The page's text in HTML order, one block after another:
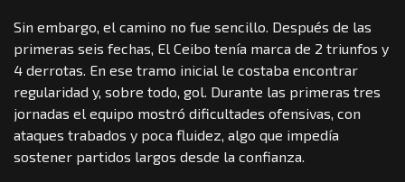
Sin embargo, el camino no fue sencillo. Después de las
primeras seis fechas, El Ceibo tenía marca de 2 triunfos y
4 derrotas. En ese tramo inicial le costaba encontrar
regularidad y, sobre todo, gol. Durante las primeras tres
jornadas el equipo mostró dificultades ofensivas, con
ataques trabados y poca fluidez, algo que impedía
sostener partidos largos desde la confianza.